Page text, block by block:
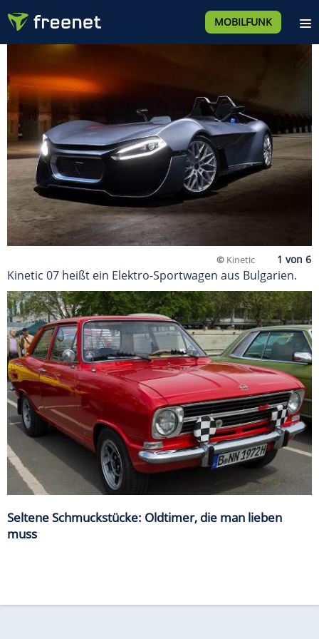
MOBILFUNK
© Kinetic
Kinetic 07 heißt ein Elektro-Sportwagen aus Bulgarien.
Seltene Schmuckstücke: Oldtimer, die man lieben
muss